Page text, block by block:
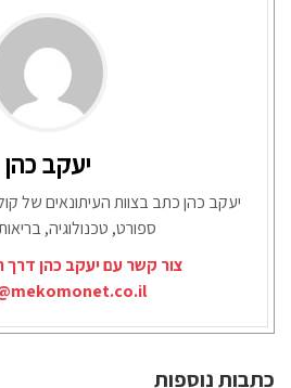
יעקב כהן
יעקב כהן כתב בצוות העיתונאים של
ספורט, טכנולוגיה,
צור קשר עם יעקב כהן דרך
כתבות נוספות